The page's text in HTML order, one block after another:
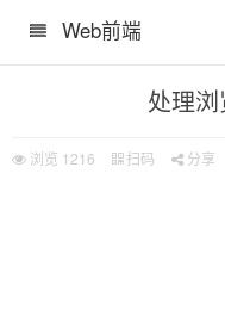
Web前端
处理
浏览 1216 扫码 分享